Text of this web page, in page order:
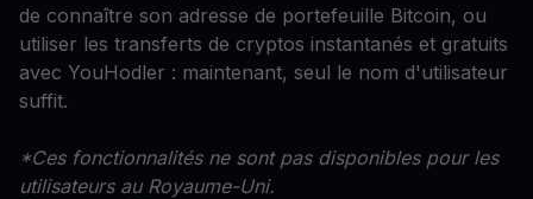
de connaître son adresse de portefeuille Bitcoin, ou
utiliser les transferts de cryptos instantanés et gratuits
avec YouHodler : maintenant, seul le nom d'utilisateur
suffit.
*Ces fonctionnalités ne sont pas disponibles pour les
utilisateurs au Royaume-Uni.